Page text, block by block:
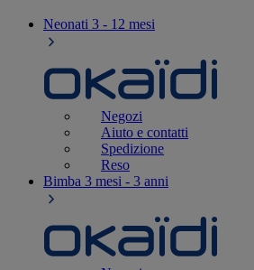
Neonati 3 - 12 mesi
Negozi
Aiuto e contatti
Spedizione
Reso
Bimba 3 mesi - 3 anni